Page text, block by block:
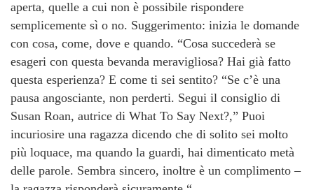
aperta, quelle a cui non è possibile rispondere
semplicemente sì o no. Suggerimento: inizia le domande
con cosa, come, dove e quando. “Cosa succederà se
esageri con questa bevanda meravigliosa? Hai già fatto
questa esperienza? E come ti sei sentito? “Se c’è una
pausa angosciante, non perderti. Segui il consiglio di
Susan Roan, autrice di What To Say Next?,” Puoi
incuriosire una ragazza dicendo che di solito sei molto
più loquace, ma quando la guardi, hai dimenticato metà
delle parole. Sembra sincero, inoltre è un complimento –